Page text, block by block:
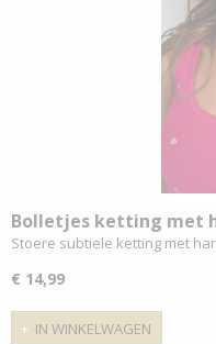
Bolletjes ketting met
Stoere subtiele ketting met
€ 14,99
IN WINKELWAGEN